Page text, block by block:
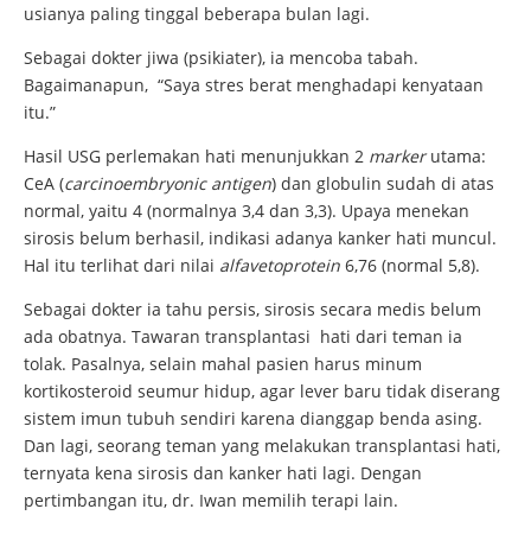
usianya paling tinggal beberapa bulan lagi.
Sebagai dokter jiwa (psikiater), ia mencoba tabah.
Bagaimanapun, “Saya stres berat menghadapi kenyataan
itu.”
Hasil USG perlemakan hati menunjukkan 2 markerutama:
CeA (carcinoembryonic antigen) dan globulin sudah di atas
normal, yaitu 4 (normalnya 3,4 dan 3,3). Upaya menekan
sirosis belum berhasil, indikasi adanya kanker hati muncul.
Hal itu terlihat dari nilai alfavetoprotein 6,76 (normal 5,8).
Sebagai dokter ia tahu persis, sirosis secara medis belum
ada obatnya. Tawaran transplantasi hati dari teman ia
tolak. Pasalnya, selain mahal pasien harus minum
kortikosteroid seumur hidup, agar lever baru tidak diserang
sistem imun tubuh sendiri karena dianggap benda asing.
Dan lagi, seorang teman yang melakukan transplantasi hati,
ternyata kena sirosis dan kanker hati lagi. Dengan
pertimbangan itu, dr. Iwan memilih terapi lain.